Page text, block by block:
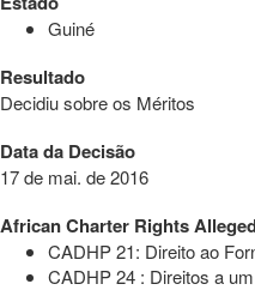
Guiné
Resultado
Decidiu sobre os Méritos
Data da Decisão
17 de mai. de 2016
African Charter Rights
CADHP 21: Direito ao
CADHP 24 : Direitos a